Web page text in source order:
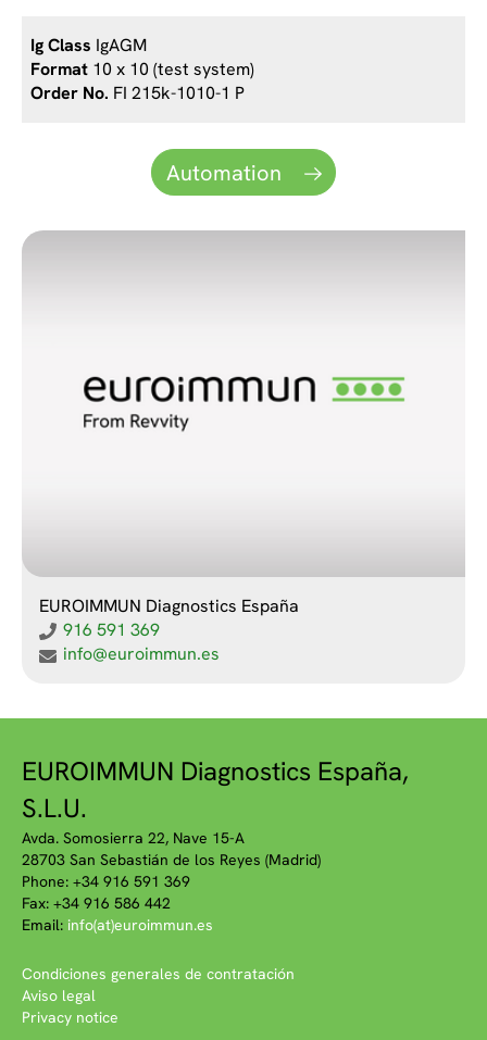
IgAGM
10 x 10 (test system)
FI 215k-1010-1 P
Automation
EUROIMMUN Diagnostics España
916 591 369
info@euroimmun.es
EUROIMMUN Diagnostics España,
S.L.U.
Avda. Somosierra 22, Nave 15-A
28703 San Sebastián de los Reyes (Madrid)
Phone: +34 916 591 369
Fax: +34 916 586 442
Email: info(at)euroimmun.es
Condiciones generales de contratación
Aviso legal
Privacy notice